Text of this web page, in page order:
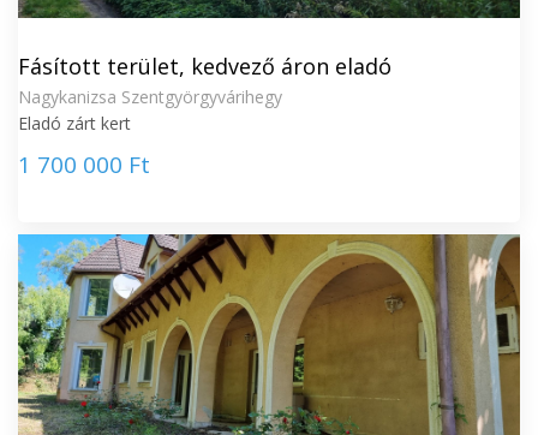
Fásított terület, kedvező áron eladó
Nagykanizsa Szentgyörgyvárihegy
Eladó zárt kert
1 700 000 Ft